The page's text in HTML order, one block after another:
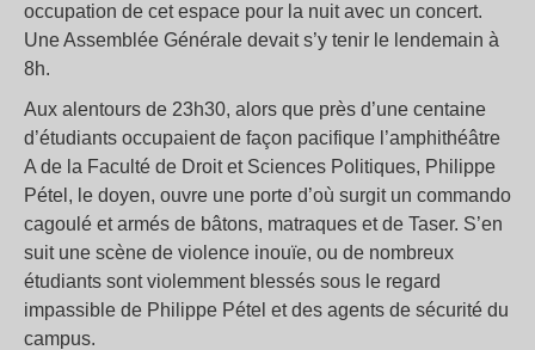
occupation de cet espace pour la nuit avec un concert.
Une Assemblée Générale devait s’y tenir le lendemain à
8h.
Aux alentours de 23h30, alors que près d’une centaine
d’étudiants occupaient de façon pacifique l’amphithéâtre
A de la Faculté de Droit et Sciences Politiques, Philippe
Pétel, le doyen, ouvre une porte d’où surgit un commando
cagoulé et armés de bâtons, matraques et de Taser. S’en
suit une scène de violence inouïe, ou de nombreux
étudiants sont violemment blessés sous le regard
impassible de Philippe Pétel et des agents de sécurité du
campus.